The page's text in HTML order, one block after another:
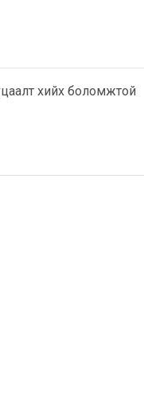
хийх боломжтой